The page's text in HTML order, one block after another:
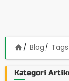
home Blog Tags
Kategori